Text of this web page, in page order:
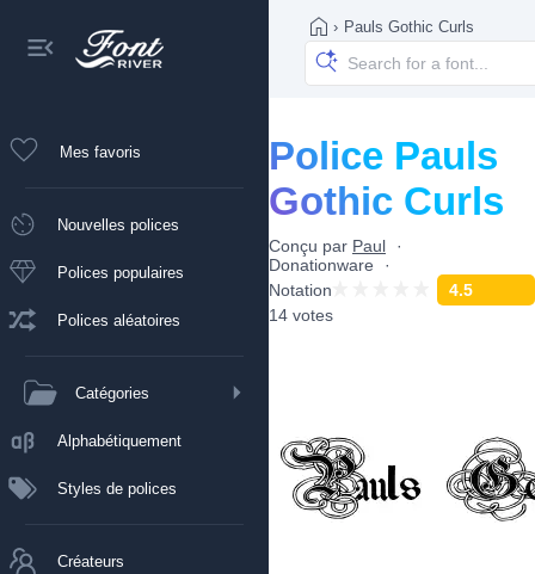
Mes favoris
Nouvelles polices
Polices populaires
Polices aléatoires
Catégories
Alphabétiquement
Styles de polices
Créateurs
› Pauls Gothic Curls
Police Pauls
Gothic Curls
Conçu par Paul
Donationware
Notation
4.5
14 votes